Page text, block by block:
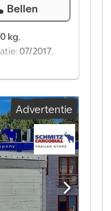
Bellen
kg,
07/2017
6.770 kg,
2x7-polige
beschikbare
contracten en
persoonlijk.
Advertentie